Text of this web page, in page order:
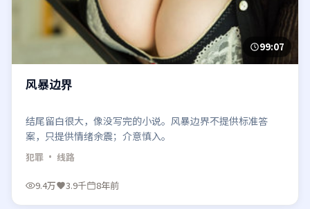
99:07
风暴边界
结尾留白很大，像没写完的小说。风暴边界不提供标准答
案，只提供情绪余震；介意慎入。
犯罪 · 线路
9.4万 3.9千 8年前